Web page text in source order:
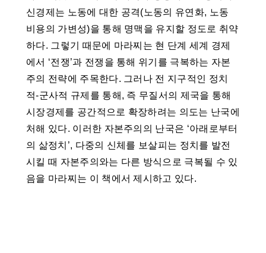
신경제는 노동에 대한 공격(노동의 유연화, 노동
비용의 가변성)을 통해 명맥을 유지할 정도로 취약
하다. 그렇기 때문에 마라찌는 현 단계 세계 경제
에서 ‘전쟁’과 전쟁을 통해 위기를 극복하는 자본
주의 전략에 주목한다. 그러나 전 지구적인 정치
적-군사적 규제를 통해, 즉 무질서의 제국을 통해
시장경제를 공간적으로 확장하려는 의도는 난국에
처해 있다. 이러한 자본주의의 난국은 ‘아래로부터
의 삶정치’, 다중의 신체를 보살피는 정치를 발전
시킬 때 자본주의와는 다른 방식으로 극복될 수 있
음을 마라찌는 이 책에서 제시하고 있다.